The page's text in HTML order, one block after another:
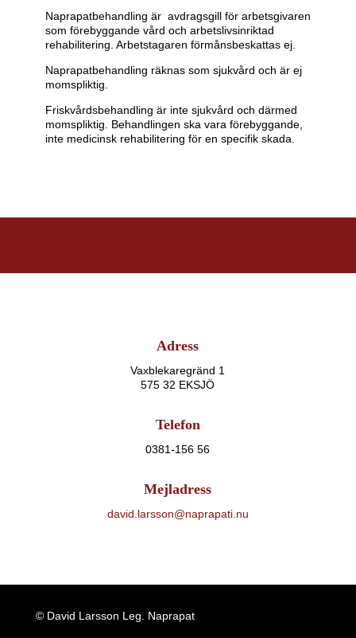
Naprapatbehandling är avdragsgill för arbetsgivaren
som förebyggande vård och arbetslivsinriktad
rehabilitering. Arbetstagaren förmånsbeskattas ej.
Naprapatbehandling räknas som sjukvård och är ej
momspliktig.
Friskvårdsbehandling är inte sjukvård och därmed
momspliktig. Behandlingen ska vara förebyggande,
inte medicinsk rehabilitering för en specifik skada.
Adress
Vaxblekaregränd 1
575 32 EKSJÖ
Telefon
0381-156 56
Mejladress
david.larsson@naprapati.nu
© David Larsson Leg. Naprapat